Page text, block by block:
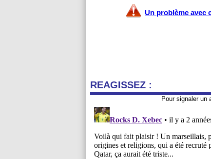
Un problème avec
REAGISSEZ :
Pour signaler un